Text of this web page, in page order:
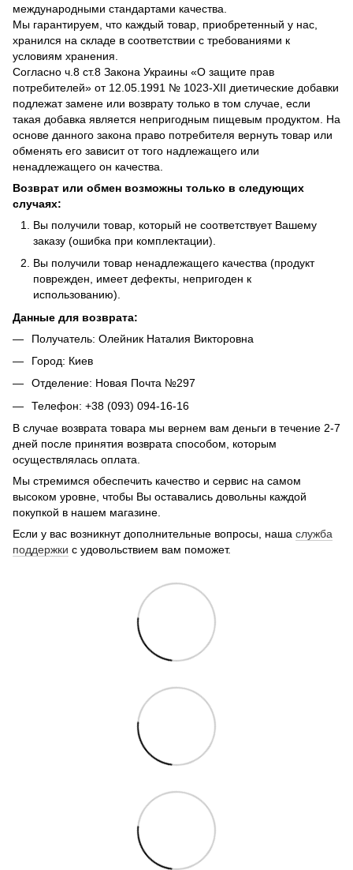
международными стандартами качества.
Мы гарантируем, что каждый товар, приобретенный у нас,
хранился на складе в соответствии с требованиями к
условиям хранения.
Согласно ч.8 ст.8 Закона Украины «О защите прав
потребителей» от 12.05.1991 № 1023-ХII диетические добавки
подлежат замене или возврату только в том случае, если
такая добавка является непригодным пищевым продуктом. На
основе данного закона право потребителя вернуть товар или
обменять его зависит от того надлежащего или
ненадлежащего он качества.
Возврат или обмен возможны только в следующих
случаях:
Вы получили товар, который не соответствует Вашему
заказу (ошибка при комплектации).
Вы получили товар ненадлежащего качества (продукт
поврежден, имеет дефекты, непригоден к
использованию).
Данные для возврата:
Получатель: Олейник Наталия Викторовна
Город: Киев
Отделение: Новая Почта №297
Телефон: +38 (093) 094-16-16
В случае возврата товара мы вернем вам деньги в течение 2-7
дней после принятия возврата способом, которым
осуществлялась оплата.
Мы стремимся обеспечить качество и сервис на самом
высоком уровне, чтобы Вы оставались довольны каждой
покупкой в нашем магазине.
Если у вас возникнут дополнительные вопросы, наша служба
поддержки с удовольствием вам поможет.